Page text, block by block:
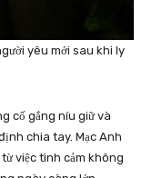
yêu mới sau khi ly
cố gắng níu giữ và
chia tay. Mạc Anh
việc tình cảm không